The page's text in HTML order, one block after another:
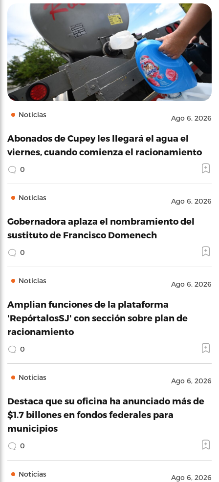
Noticias Ago 6, 2026
Abonados de Cupey les llegará el agua el
viernes, cuando comienza el racionamiento
0
Noticias Ago 6, 2026
Gobernadora aplaza el nombramiento del
sustituto de Francisco Domenech
0
Noticias Ago 6, 2026
Amplian funciones de la plataforma
'RepórtalosSJ' con sección sobre plan de
racionamiento
0
Noticias Ago 6, 2026
Destaca que su oficina ha anunciado más de
$1.7 billones en fondos federales para
municipios
0
Noticias Ago 6, 2026